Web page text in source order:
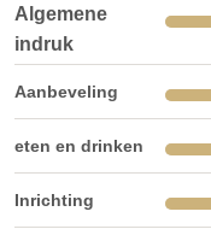
Algemene
indruk
Aanbeveling
eten en drinken
Inrichting